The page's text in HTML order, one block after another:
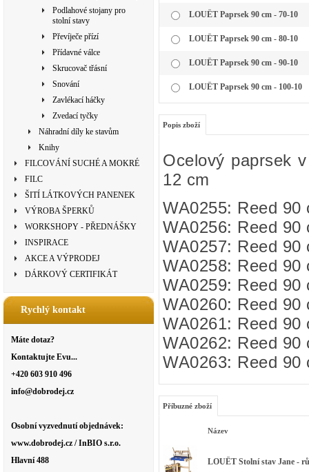
Podlahové stojany pro
stolní stavy
Převíječe přízí
Přídavné válce
Skrucovač třásní
Snování
Zavlékací háčky
Zvedací tyčky
Náhradní díly ke stavům
Knihy
FILCOVÁNÍ SUCHÉ A MOKRÉ
FILC
ŠITÍ LÁTKOVÝCH PANENEK
VÝROBA ŠPERKŮ
WORKSHOPY - PŘEDNÁŠKY
INSPIRACE
AKCE A VÝPRODEJ
DÁRKOVÝ CERTIFIKÁT
Rychlý kontakt
Máte dotaz?
Kontaktujte Evu...
+420 603 910 496
info@dobrodej.cz
Osobní vyzvednutí objednávek:
www.dobrodej.cz / InBIO s.r.o.
Hlavní 488
LOUËT Paprsek 90 cm - 70-10
LOUËT Paprsek 90 cm - 80-10
LOUËT Paprsek 90 cm - 90-10
LOUËT Paprsek 90 cm - 100-10
Popis zboží
Ocelový paprsek
12 cm
WA0255: Reed
WA0256: Reed
WA0257: Reed
WA0258: Reed
WA0259: Reed
WA0260: Reed
WA0261: Reed
WA0262: Reed
WA0263: Reed
Příbuzné zboží
Název
LOUËT Stolní stav Jane -